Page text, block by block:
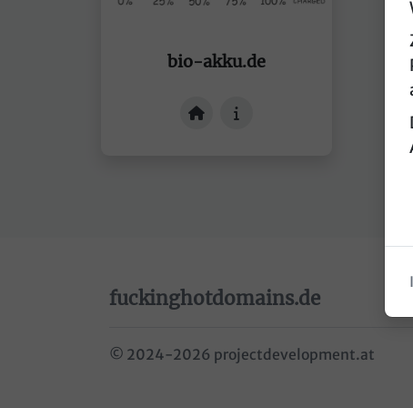
bio-akku.de
websiteinfo
fuckinghotdomains.de
© 2024-2026 projectdevelopment.at